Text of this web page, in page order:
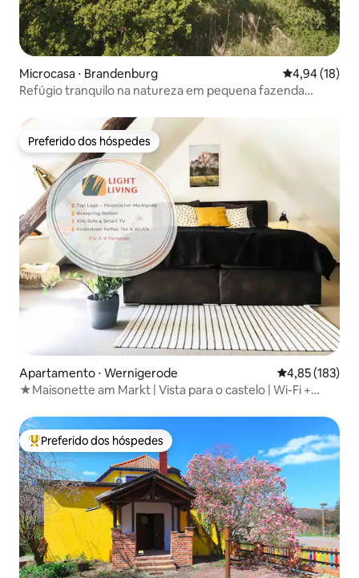
Microcasa ⋅ Brandenburg 4,94 de uma
4,94 (18)
Refúgio tranquilo na natureza em pequena fazenda
Preferido dos hóspedes
Preferido dos hóspedes
Apartamento ⋅ Wernigerode 4,85 de uma
4,85 (183)
★Maisonette am Markt | Vista para o castelo | Wi-Fi +
Entre os melhores preferidos dos hóspedes
Preferido dos hóspedes